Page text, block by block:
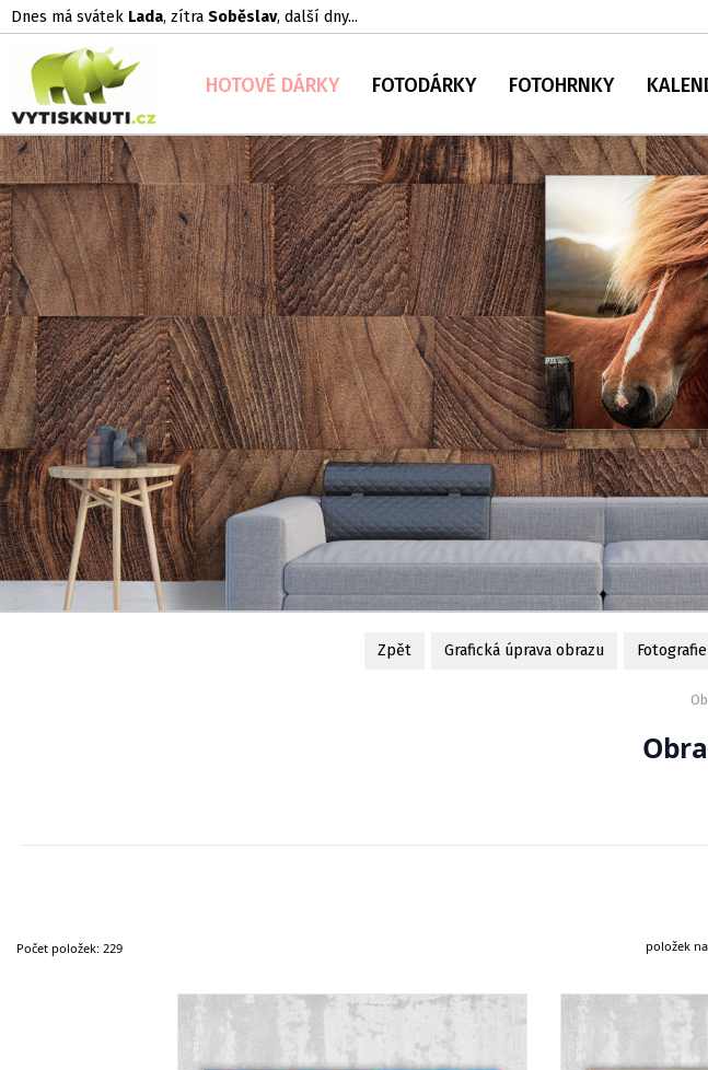
Dnes má svátek Lada, zítra Soběslav, další dny...
HOTOVÉ DÁRKY FOTODÁRKY FOTOHRNKY
Zpět Grafická úprava obrazu
Počet položek: 229 položek